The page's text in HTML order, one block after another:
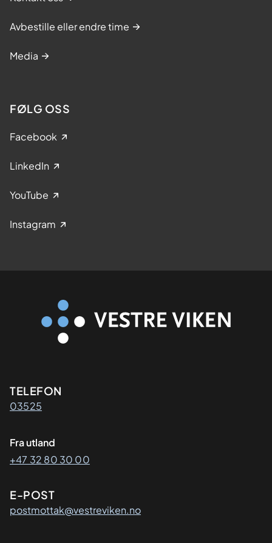
Avbestille eller endre time
Media
FØLG OSS
Facebook
LinkedIn
YouTube
Instagram
Kontaktinformasjon
TELEFON
03525
Fra utland
+47 32 80 30 00
E-POST
postmottak@vestreviken.no